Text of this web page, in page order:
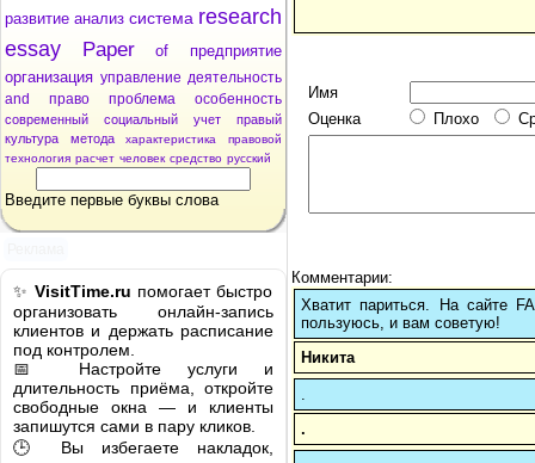
развитие анализ система research
essay
Paper of
предприятие
организация управление деятельность
and
право проблема особенность
современный социальный учет
правый
культура
метода характеристика
правовой
технология расчет человек средство русский
Введите первые буквы слова
✨ VisitTime.ru помогает быстро
организовать онлайн-запись
клиентов и держать расписание
под контролем.
📅 Настройте услуги и
длительность приёма, откройте
свободные окна — и клиенты
запишутся сами в пару кликов.
🕒 Вы избегаете накладок,
Имя
Оценка
Плохо
Комментарии:
Хватит париться. На сайте
пользуюсь, и вам советую!
Никита
.